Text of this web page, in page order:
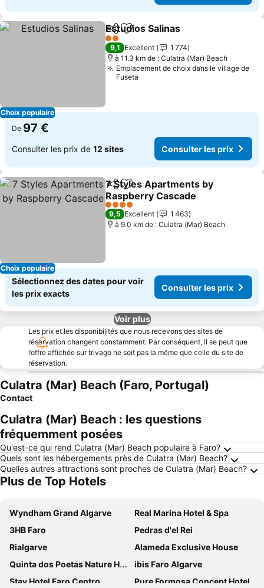
Choix populaire
PartagerAjouter à mes favoris
Estudios Salinas
2 Étoiles
9,1 Excellent
1 774
à 11.3 km de : Culatra (Mar) Beach
Emplacement de choix dans le village de
Fuseta
De 97 €
Consulter les prix de 12 sites Consulter les prix
Choix populaire
PartagerAjouter à mes favoris
7 Styles Apartments by
Raspberry Cascade
Consulter les prix
4 Étoiles
9,5 Excellent
1 463
à 9.0 km de : Culatra (Mar) Beach
Sélectionnez des dates pour voir
les prix exacts
Consulter les prix
Voir plus
Les prix et les disponibilités que nous recevons des sites de
réservation changent constamment. Par conséquent, il se peut que
l’offre affichée sur trivago ne soit pas la même que celle du site de
réservation.
Culatra (Mar) Beach (Faro, Portugal)
Contact
Culatra (Mar) Beach : les questions
fréquemment posées
Qu'est-ce qui rend Culatra (Mar) Beach populaire à Faro?
Quels sont les hébergements près de Culatra (Mar) Beach?
Quelles autres attractions sont proches de Culatra (Mar) Beach?
Plus de Top Hotels
Wyndham Grand Algarve
Real Marina Hotel & Spa
3HB Faro
Pedras d'el Rei
Rialgarve
Alameda Exclusive House
Quinta dos Poetas Nature Hotel & Apartments
ibis Faro Algarve
Stay Hotel Faro Centro
Pure Formosa Concept Hotel